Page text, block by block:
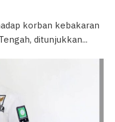
korban kebakaran
ditunjukkan...